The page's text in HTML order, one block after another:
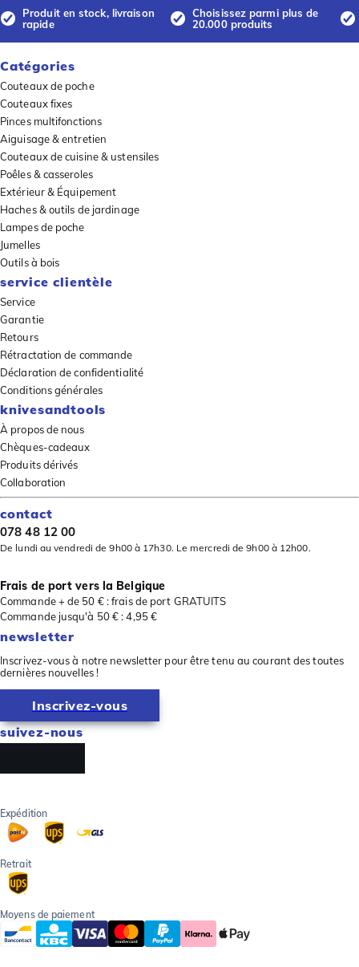
Produit en stock, livraison
rapide
Choisissez parmi plus de
20.000 produits
Catégories
Couteaux de poche
Couteaux fixes
Pinces multifonctions
Aiguisage & entretien
Couteaux de cuisine & ustensiles
Poêles & casseroles
Extérieur & Équipement
Haches & outils de jardinage
Lampes de poche
Jumelles
Outils à bois
service clientèle
Service
Garantie
Retours
Rétractation de commande
Déclaration de confidentialité
Conditions générales
knivesandtools
À propos de nous
Chèques-cadeaux
Produits dérivés
Collaboration
contact
078 48 12 00
De lundi au vendredi de 9h00 à 17h30. Le mercredi de 9h00 à 12h00.
Frais de port vers la Belgique
Commande + de 50 € : frais de port GRATUITS
Commande jusqu'à 50 € : 4,95 €
newsletter
Inscrivez-vous à notre newsletter pour être tenu au courant des toutes
dernières nouvelles !
Inscrivez-vous
suivez-nous
Expédition
Retrait
Moyens de paiement